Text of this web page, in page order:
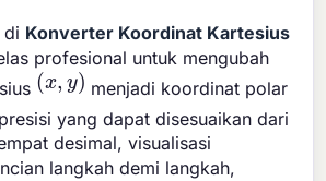
di Konverter Koordinat Kartesius
profesional untuk mengubah
(x,y)
menjadi koordinat polar
yang dapat disesuaikan dari
desimal, visualisasi
langkah demi langkah,